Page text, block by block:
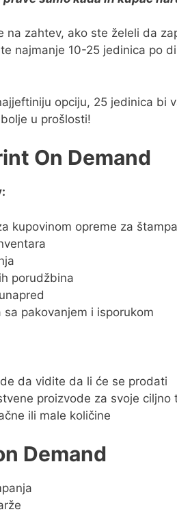
na zahtev, ako ste želeli da
najmanje 10-25 jedinica po
opciju, 25 jedinica bi
u prošlosti!
On Demand
kupovinom opreme za
porudžbina
sa pakovanjem i isporukom
da vidite da li će se prodati
proizvode za svoje ciljno
ili male količine
Demand